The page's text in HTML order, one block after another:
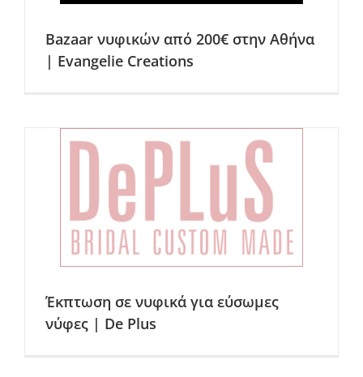
Bazaar νυφικών από 200€ στην Αθήνα
| Evangelie Creations
Έκπτωση σε νυφικά για εύσωμες
νύφες | De Plus